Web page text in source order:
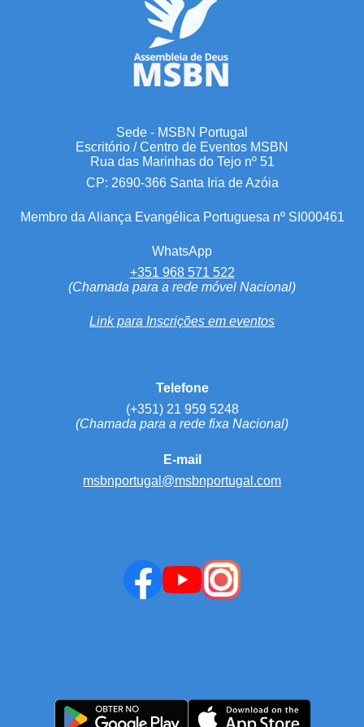
Sede - MSBN Portugal
Escritório / Centro de Eventos MSBN
Rua das Marinhas do Tejo nº 51
CP: 2690-366 Santa Iria de Azóia
Membro da Aliança Evangélica Portuguesa nº SI000461
WhatsApp
+351 968 571 522
(Chamada para a rede móvel Nacional)
Link para Inscrições em eventos
Telefone
(+351) 21 959 5248
(Chamada para a rede fixa Nacional)
E-mail
msbnportugal@msbnportugal.com